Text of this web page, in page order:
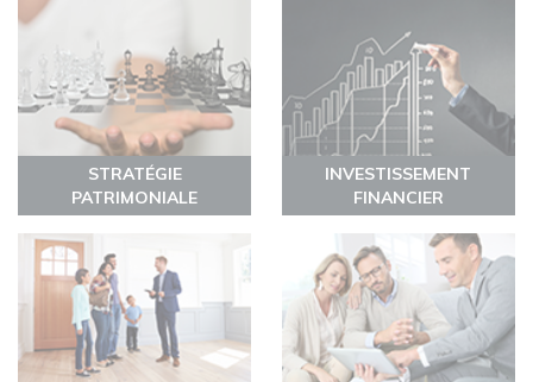
STRATÉGIE
PATRIMONIALE
INVESTISSEMENT
FINANCIER